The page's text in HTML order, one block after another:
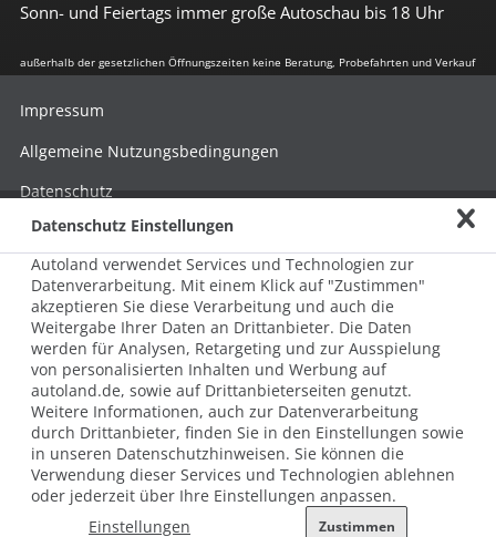
Sonn- und Feiertags immer große Autoschau bis 18 Uhr
außerhalb der gesetzlichen Öffnungszeiten keine Beratung, Probefahrten und Verkauf
© 2026 AUTOLAND 24 SE & Co. Betriebs KG
Werner-von-Siemens-Str. 2, 06796 Brehna, Deutschland
Impressum
Allgemeine Nutzungsbedingungen
Datenschutz
Hinweisgebersystem nach HinSchG
Beschwerde nach LkSG
Grundsatzerklärung zum LkSG
Datenschutz Einstellungen
Autoland verwendet Services und Technologien zur
Datenverarbeitung. Mit einem Klick auf "Zustimmen"
akzeptieren Sie diese Verarbeitung und auch die
Weitergabe Ihrer Daten an Drittanbieter. Die Daten
werden für Analysen, Retargeting und zur Ausspielung
von personalisierten Inhalten und Werbung auf
autoland.de, sowie auf Drittanbieterseiten genutzt.
Weitere Informationen, auch zur Datenverarbeitung
durch Drittanbieter, finden Sie in den Einstellungen sowie
in unseren Datenschutzhinweisen. Sie können die
Verwendung dieser Services und Technologien ablehnen
oder jederzeit über Ihre Einstellungen anpassen.
Einstellungen
Zustimmen